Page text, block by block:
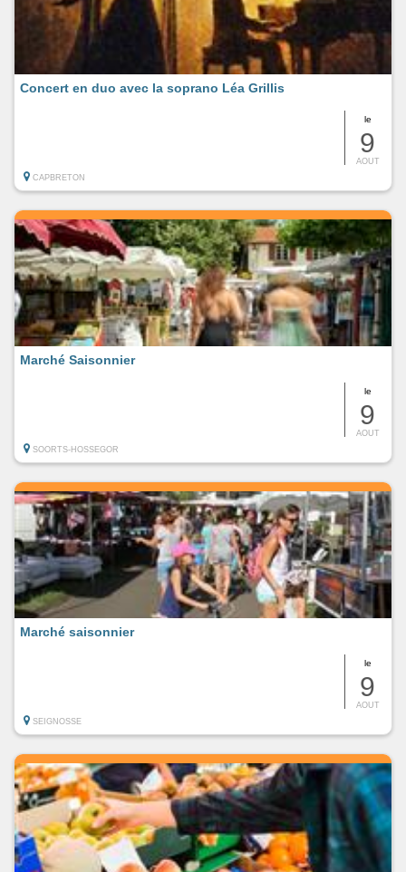
le
9
AOUT
Concert en duo avec la soprano Léa Grillis
CAPBRETON
le
9
AOUT
Marché Saisonnier
SOORTS-HOSSEGOR
le
9
AOUT
Marché saisonnier
SEIGNOSSE